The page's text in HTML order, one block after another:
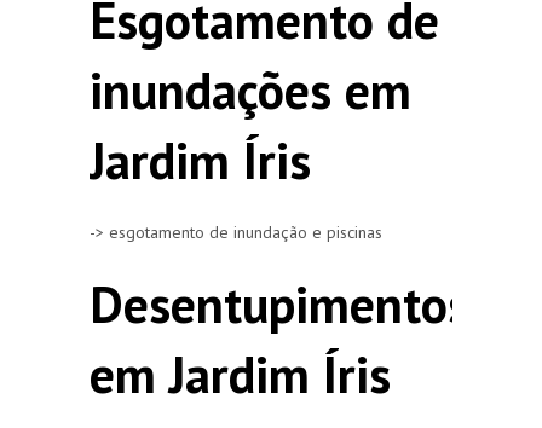
Esgotamento de
inundações em
Jardim Íris
-> esgotamento de inundação e piscinas
Desentupimentos
em Jardim Íris